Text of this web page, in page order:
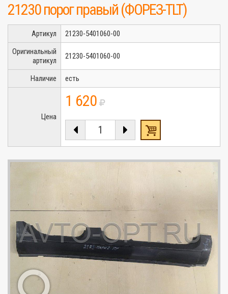
21230 порог правый (ФОРЕЗ-TLT)
Артикул
21230-5401060-00
Оригинальный
артикул
21230-5401060-00
Наличие есть
Цена
1 620